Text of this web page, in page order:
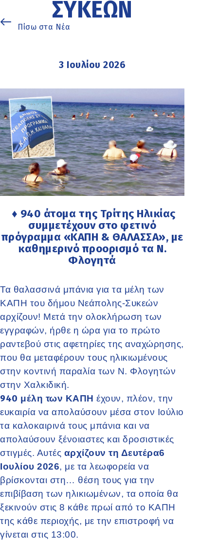
ΣΥΚΕΏΝ
Πίσω στα Νέα
3 Ιουλίου 2026
♦ 940 άτομα της Τρίτης Ηλικίας
συμμετέχουν στο φετινό
πρόγραμμα «ΚΑΠΗ & ΘΑΛΑΣΣΑ», με
καθημερινό προορισμό τα Ν.
Φλογητά
Τα θαλασσινά μπάνια για τα μέλη των
ΚΑΠΗ του δήμου Νεάπολης-Συκεών
αρχίζουν! Μετά την ολοκλήρωση των
εγγραφών, ήρθε η ώρα για το πρώτο
ραντεβού στις αφετηρίες της αναχώρησης,
που θα μεταφέρουν τους ηλικιωμένους
στην κοντινή παραλία των Ν. Φλογητών
στην Χαλκιδική.
940 μέλη των ΚΑΠΗ έχουν, πλέον, την
ευκαιρία να απολαύσουν μέσα στον Ιούλιο
τα καλοκαιρινά τους μπάνια και να
απολαύσουν ξένοιαστες και δροσιστικές
στιγμές. Αυτές αρχίζουν τη Δευτέρα6
Ιουλίου 2026, με τα λεωφορεία να
βρίσκονται στη… θέση τους για την
επιβίβαση των ηλικιωμένων, τα οποία θα
ξεκινούν στις 8 κάθε πρωί από το ΚΑΠΗ
της κάθε περιοχής, με την επιστροφή να
γίνεται στις 13:00.